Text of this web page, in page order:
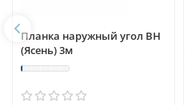
Планка наружный угол ВН
(Ясень) 3м